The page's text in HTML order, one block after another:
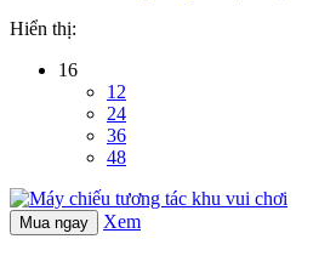
Hiển thị:
16
12
24
36
48
Mua ngay Xem